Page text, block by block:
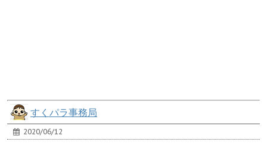
すくパラ事務局
2020/06/12